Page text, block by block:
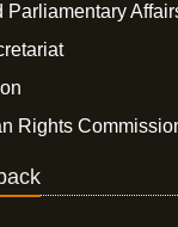
Parliamentary
Rights